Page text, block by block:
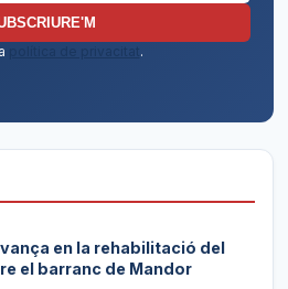
política de privacitat.
en la rehabilitació del
el barranc de Mandor